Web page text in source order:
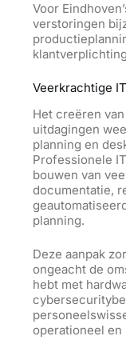
Voor
verstoringen
Veerkrachtige
Het creëren
uitdagingen
planning en
Professionele
bouwen van
documentatie,
planning.
Deze aanpak
ongeacht de
hebt met
operationeel en